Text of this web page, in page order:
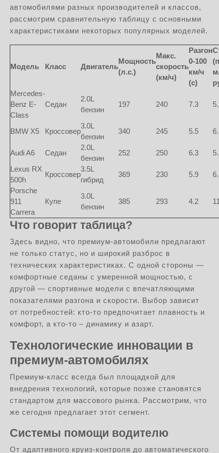
автомобилями разных производителей и классов,
рассмотрим сравнительную таблицу с основными
характеристиками некоторых популярных моделей.
Модель Класс Двигатель
Мощность
(л.с.)
Макс.
скорость
(км/ч)
Разгон
0-100
км/ч
(с)
Mercedes-
Benz E-
Class
Седан
2.0L
бензин
197 240 7.3
BMW X5 Кроссовер
3.0L
бензин
340 245 5.5
Audi A6 Седан
2.0L
бензин
252 250 6.3
Lexus RX
500h
Кроссовер
3.5L
гибрид
369 230 5.9
Porsche
911
Carrera
Купе
3.0L
бензин
385 293 4.2
Что говорит таблица?
Здесь видно, что премиум-автомобили предлагают
не только статус, но и широкий разброс в
технических характеристиках. С одной стороны —
комфортные седаны с умеренной мощностью, с
другой — спортивные модели с впечатляющими
показателями разгона и скорости. Выбор зависит
от потребностей: кто-то предпочитает плавность и
комфорт, а кто-то – динамику и азарт.
Технологические инновации в
премиум-автомобилях
Премиум-класс всегда был площадкой для
внедрения технологий, которые позже становятся
стандартом для массового рынка. Рассмотрим, что
же сегодня предлагает этот сегмент.
Системы помощи водителю
От адаптивного круиз-контроля до автоматического